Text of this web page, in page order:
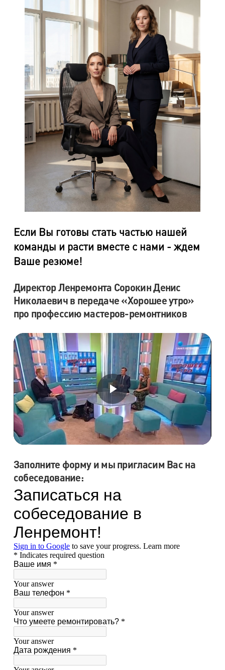
Если Вы готовы стать частью нашей
команды и расти вместе с нами - ждем
Ваше резюме!
Директор Ленремонта Сорокин Денис
Николаевич в передаче «Хорошее утро»
про профессию мастеров-ремонтников
Заполните форму и мы пригласим Вас на
собеседование: